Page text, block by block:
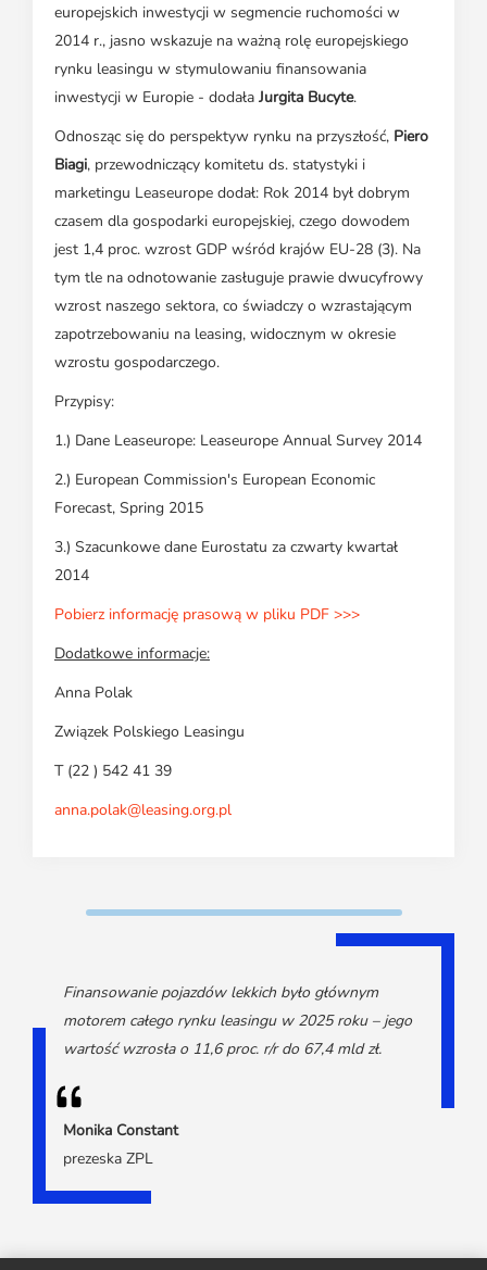
europejskich inwestycji w segmencie ruchomości w
2014 r., jasno wskazuje na ważną rolę europejskiego
rynku leasingu w stymulowaniu finansowania
inwestycji w Europie - dodała Jurgita Bucyte.
Odnosząc się do perspektyw rynku na przyszłość, Piero
Biagi, przewodniczący komitetu ds. statystyki i
marketingu Leaseurope dodał: Rok 2014 był dobrym
czasem dla gospodarki europejskiej, czego dowodem
jest 1,4 proc. wzrost GDP wśród krajów EU-28 (3). Na
tym tle na odnotowanie zasługuje prawie dwucyfrowy
wzrost naszego sektora, co świadczy o wzrastającym
zapotrzebowaniu na leasing, widocznym w okresie
wzrostu gospodarczego.
Przypisy:
1.) Dane Leaseurope: Leaseurope Annual Survey 2014
2.) European Commission's European Economic
Forecast, Spring 2015
3.) Szacunkowe dane Eurostatu za czwarty kwartał
2014
Pobierz informację prasową w pliku PDF >>>
Dodatkowe informacje:
Anna Polak
Związek Polskiego Leasingu
T (22 ) 542 41 39
anna.polak@leasing.org.pl
Finansowanie pojazdów lekkich było głównym
motorem całego rynku leasingu w 2025 roku – jego
wartość wzrosła o 11,6 proc. r/r do 67,4 mld zł.
Monika Constant
prezeska ZPL